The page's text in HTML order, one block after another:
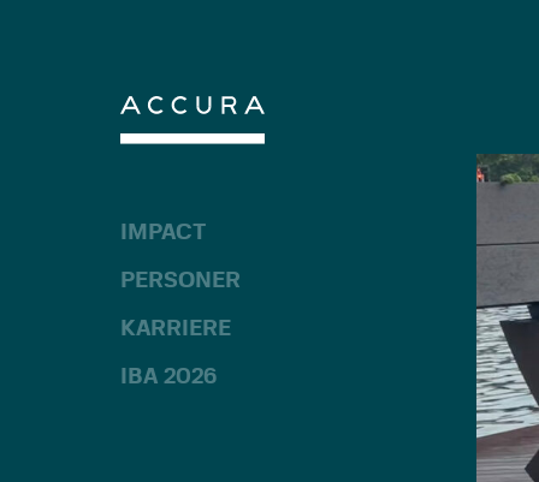
IMPACT
PERSONER
KARRIERE
IBA 2026